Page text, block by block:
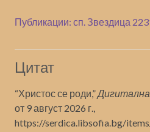
Публикации: сп. Звездица
Цитат
“Христос се роди,”
от 9 август 2026 г.,
https://serdica.libsofia.bg/